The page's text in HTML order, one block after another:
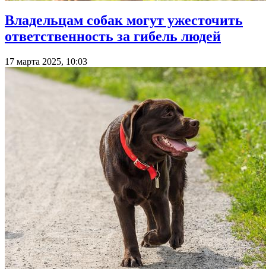
Владельцам собак могут ужесточить
ответственность за гибель людей
17 марта 2025, 10:03